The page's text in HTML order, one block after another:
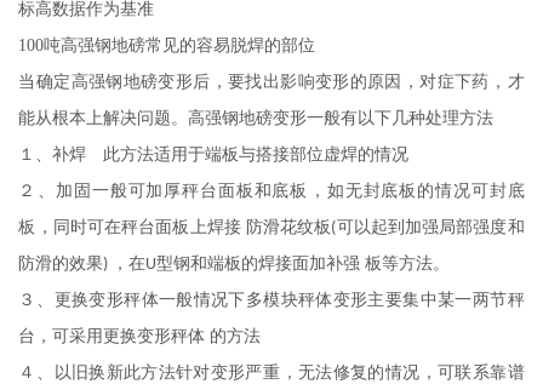
标高数据作为基准
100吨高强钢地磅常见的容易脱焊的部位
当确定高强钢地磅变形后，要找出影响变形的原因，对症下药，才
能从根本上解决问题。高强钢地磅变形一般有以下几种处理方法
１、补焊 此方法适用于端板与搭接部位虚焊的情况
２、加固一般可加厚秤台面板和底板，如无封底板的情况可封底
板，同时可在秤台面板上焊接防滑花纹板 (可以起到加强局部强度和
防滑的效果) ，在U型钢和端板的焊接面加补强 板等方法。
３、更换变形秤体一般情况下多模块秤体变形主要集中某一两节秤
台，可采用更换变形秤体 的方法
４、以旧换新此方法针对变形严重，无法修复的情况，可联系靠谱